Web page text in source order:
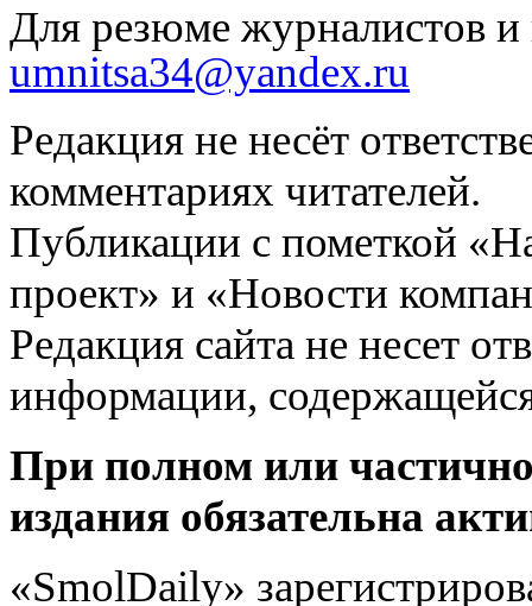
Для резюме журналистов и
umnitsa34@yandex.ru
Редакция не несёт
комментариях читателей.
Публикации с пометкой
проект» и «Новости
Редакция сайта не несет
информации,
При полном или
издания обязательна
«SmolDaily»